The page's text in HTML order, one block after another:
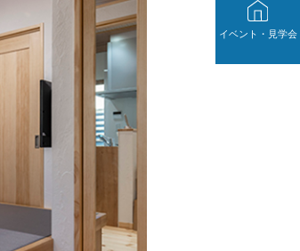
イベント・見学会